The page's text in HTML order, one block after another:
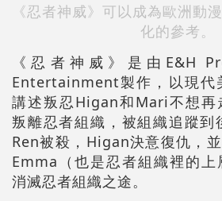
《忍者神威》可以成為歐洲動
化的參考。
《忍者神威》是由E&H
Entertainment製作，以現代
講述叛忍Higan和Mari不想再
叛離忍者組織，被組織追蹤
Ren被殺，Higan決意復仇，
Emma（也是忍者組織裡的上
消滅忍者組織之途。